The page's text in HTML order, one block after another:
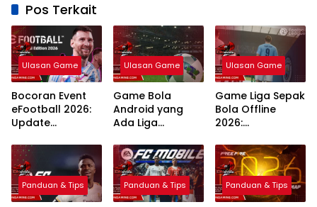
Pos Terkait
Ulasan Game
Bocoran Event
eFootball 2026:
Update
Terlengkap dan
Jadwal
Ulasan Game
Game Bola
Android yang
Ada Liga
Pilihan Terbaik
Ulasan Game
Game Liga Sepak
Bola Offline
2026:
Terbaik Grafik
Realistis
Panduan & Tips Panduan & Tips Panduan & Tips